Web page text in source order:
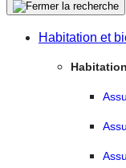
Habitation et